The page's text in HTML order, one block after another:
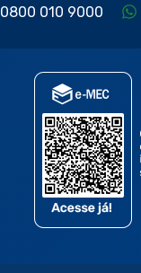
0800 010 9000